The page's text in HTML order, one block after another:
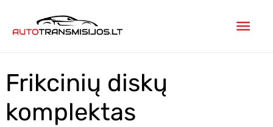
prie
Frikcinių diskų
komplektas